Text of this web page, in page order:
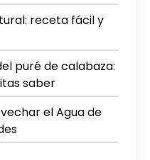
receta fácil y
puré de calabaza:
saber
el Agua de